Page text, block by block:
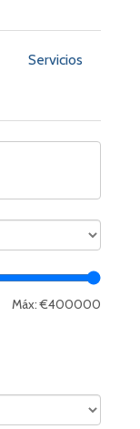
Servicios
Máx: €400000